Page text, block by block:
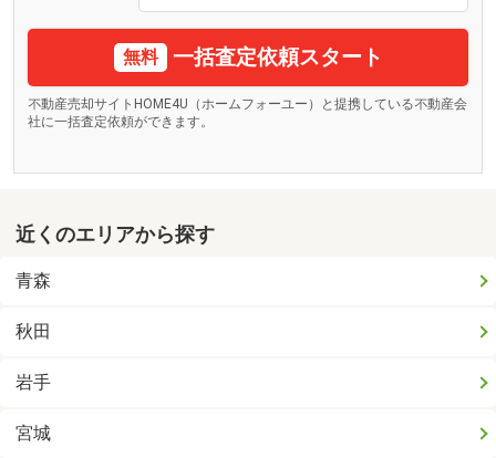
無料 一括査定依頼スタート
不動産売却サイトHOME4U（ホームフォーユー）と提携している不動産会
社に一括査定依頼ができます。
近くのエリアから探す
青森
秋田
岩手
宮城